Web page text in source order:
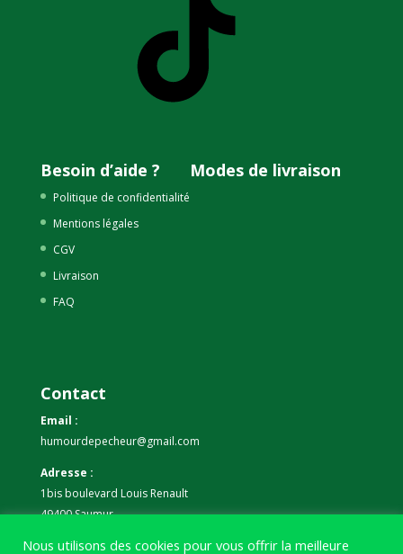
Besoin d’aide ?
Politique de confidentialité
Mentions légales
CGV
Livraison
FAQ
Modes de livraison
Contact
Email :
humourdepecheur@gmail.com
Adresse :
1bis boulevard Louis Renault
49400 Saumur
Téléphone :
Nous utilisons des cookies pour vous offrir la meilleure